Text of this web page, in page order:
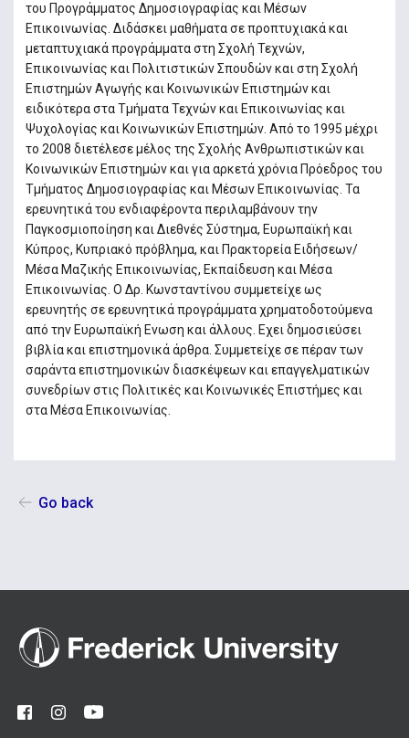
του Προγράμματος Δημοσιογραφίας και Μέσων
Επικοινωνίας. Διδάσκει μαθήματα σε προπτυχιακά και
μεταπτυχιακά προγράμματα στη Σχολή Τεχνών,
Επικοινωνίας και Πολιτιστικών Σπουδών και στη Σχολή
Επιστημών Αγωγής και Κοινωνικών Επιστημών και
ειδικότερα στα Τμήματα Τεχνών και Επικοινωνίας και
Ψυχολογίας και Κοινωνικών Επιστημών. Από το 1995 μέχρι
το 2008 διετέλεσε μέλος της Σχολής Ανθρωπιστικών και
Κοινωνικών Επιστημών και για αρκετά χρόνια Πρόεδρος του
Τμήματος Δημοσιογραφίας και Μέσων Επικοινωνίας. Τα
ερευνητικά του ενδιαφέροντα περιλαμβάνουν την
Παγκοσμιοποίηση και Διεθνές Σύστημα, Ευρωπαϊκή και
Κύπρος, Κυπριακό πρόβλημα, και Πρακτορεία Ειδήσεων/
Μέσα Μαζικής Επικοινωνίας, Εκπαίδευση και Μέσα
Επικοινωνίας. Ο Δρ. Κωνσταντίνου συμμετείχε ως
ερευνητής σε ερευνητικά προγράμματα χρηματοδοτούμενα
από την Ευρωπαϊκή Ενωση και άλλους. Εχει δημοσιεύσει
βιβλία και επιστημονικά άρθρα. Συμμετείχε σε πέραν των
σαράντα επιστημονικών διασκέψεων και επαγγελματικών
συνεδρίων στις Πολιτικές και Κοινωνικές Επιστήμες και
στα Μέσα Επικοινωνίας.
Go back